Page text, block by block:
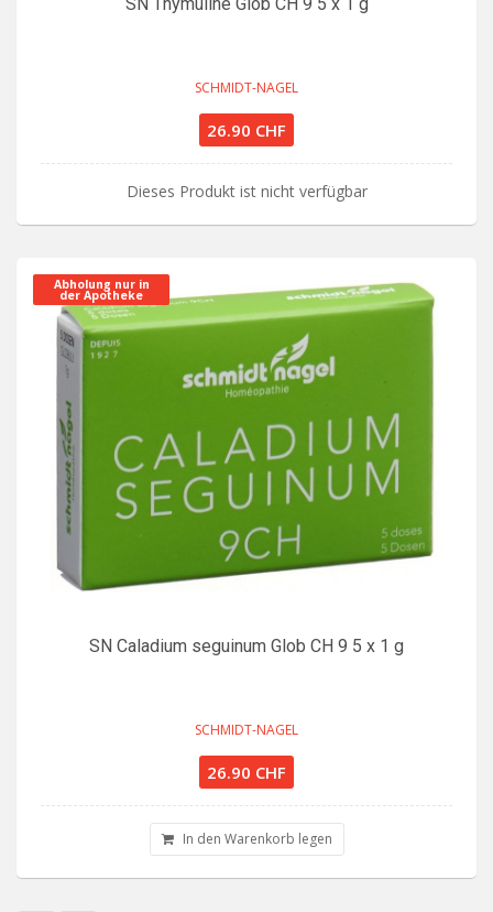
SCHMIDT-NAGEL
26.90 CHF
Dieses Produkt ist nicht verfügbar
Abholung nur in
der Apotheke
SN Caladium seguinum Glob CH 9 5 x 1 g
SCHMIDT-NAGEL
26.90 CHF
In den Warenkorb legen